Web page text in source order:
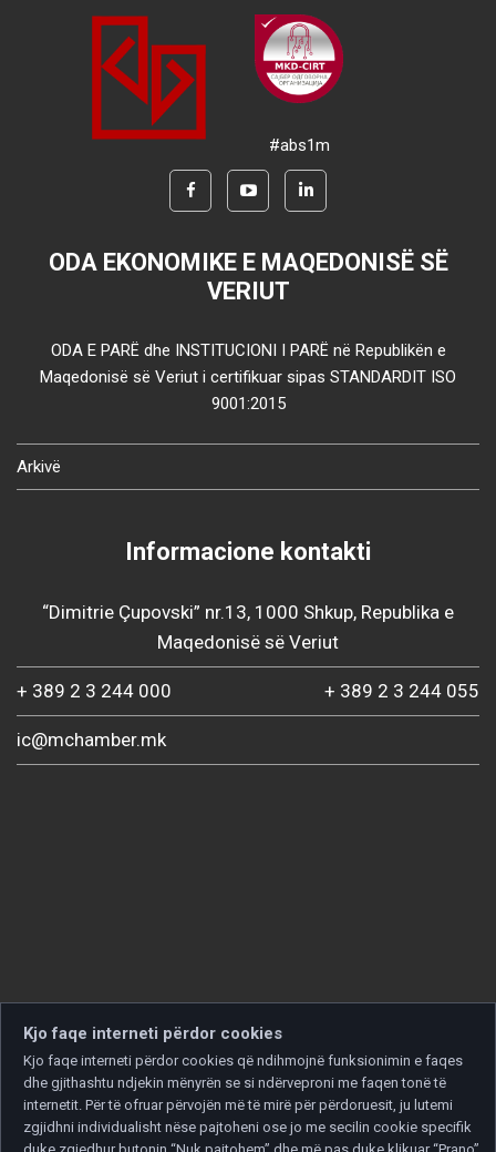
#abs1m
ODA EKONOMIKE E MAQEDONISË SË
VERIUT
ODA E PARË dhe INSTITUCIONI I PARË në Republikën e
Maqedonisë së Veriut i certifikuar sipas STANDARDIT ISO
9001:2015
Arkivë
Informacione kontakti
“Dimitrie Çupovski” nr.13, 1000 Shkup, Republika e
Maqedonisë së Veriut
+ 389 2 3 244 000 + 389 2 3 244 055
ic@mchamber.mk
Kjo faqe interneti përdor cookies
Kjo faqe interneti përdor cookies që ndihmojnë funksionimin e faqes
dhe gjithashtu ndjekin mënyrën se si ndërveproni me faqen tonë të
internetit. Për të ofruar përvojën më të mirë për përdoruesit, ju lutemi
zgjidhni individualisht nëse pajtoheni ose jo me secilin cookie specifik